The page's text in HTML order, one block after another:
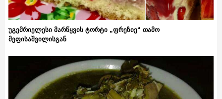
უგემრიელესი მარწყვის ტორტი „ფრეზიე“ თამო
მეფისაშვილისგან